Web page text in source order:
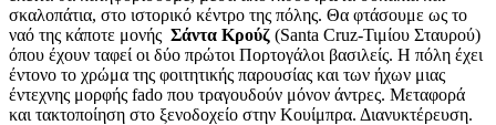
σκαλοπάτια, στο ιστορικό κέντρο της πόλης. Θα φτάσουμε ως το
ναό της κάποτε μονής Σάντα Κρούζ (Santa Cruz-Τιμίου Σταυρού)
όπου έχουν ταφεί οι δύο πρώτοι Πορτογάλοι βασιλείς. Η πόλη έχει
έντονο το χρώμα της φοιτητικής παρουσίας και των ήχων μιας
έντεχνης μορφής fado που τραγουδούν μόνον άντρες. Μεταφορά
και τακτοποίηση στο ξενοδοχείο στην Κουίμπρα. Διανυκτέρευση.